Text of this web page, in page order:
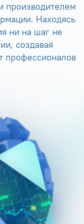
производителем
Находясь
ни на шаг не
создавая
профессионалов